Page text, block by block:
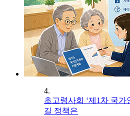
4.
초고령사회 ‘제1차 국
길 정책은